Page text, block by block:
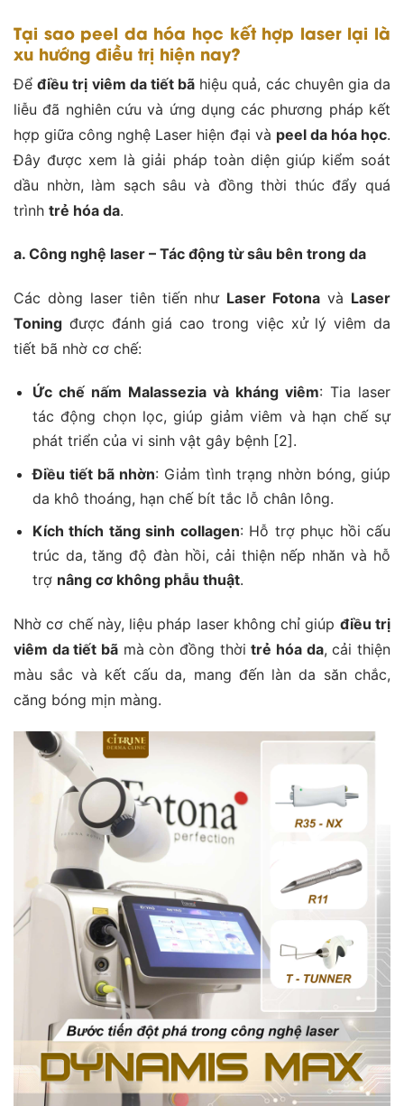
Tại sao peel da hóa học kết hợp laser lại là
xu hướng điều trị hiện nay?
Đểđiều trị viêm da tiết bã hiệu quả, các chuyên gia da
liễu đã nghiên cứu và ứng dụng các phương pháp kết
hợp giữa công nghệ Laser hiện đại và peel da hóa học.
Đây được xem là giải pháp toàn diện giúp kiểm soát
dầu nhờn, làm sạch sâu và đồng thời thúc đẩy quá
trình trẻ hóa da.
a. Công nghệ laser – Tác động từ sâu bên trong da
Các dòng laser tiên tiến như Laser Fotona và Laser
Toning được đánh giá cao trong việc xử lý viêm da
tiết bã nhờ cơ chế:
Ức chế nấm Malassezia và kháng viêm: Tia laser
tác động chọn lọc, giúp giảm viêm và hạn chế sự
phát triển của vi sinh vật gây bệnh [2].
Điều tiết bã nhờn: Giảm tình trạng nhờn bóng, giúp
da khô thoáng, hạn chế bít tắc lỗ chân lông.
Kích thích tăng sinh collagen: Hỗ trợ phục hồi cấu
trúc da, tăng độ đàn hồi, cải thiện nếp nhăn và hỗ
trợ nâng cơ không phẫu thuật.
Nhờ cơ chế này, liệu pháp laser không chỉ giúp điều trị
viêm da tiết bã mà còn đồng thờitrẻ hóa da, cải thiện
màu sắc và kết cấu da, mang đến làn da săn chắc,
căng bóng mịn màng.